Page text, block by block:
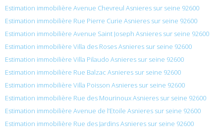
Estimation immobilière Avenue Chevreul Asnieres sur seine 92600
Estimation immobilière Rue Pierre Curie Asnieres sur seine 92600
Estimation immobilière Avenue Saint Joseph Asnieres sur seine 92600
Estimation immobilière Villa des Roses Asnieres sur seine 92600
Estimation immobilière Villa Pilaudo Asnieres sur seine 92600
Estimation immobilière Rue Balzac Asnieres sur seine 92600
Estimation immobilière Villa Poisson Asnieres sur seine 92600
Estimation immobilière Rue des Mourinoux Asnieres sur seine 92600
Estimation immobilière Avenue de l’Etoile Asnieres sur seine 92600
Estimation immobilière Rue des Jardins Asnieres sur seine 92600